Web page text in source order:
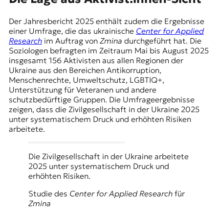
Der Jahresbericht 2025 enthält zudem die Ergebnisse
einer Umfrage, die das ukrainische Center for Applied
Researchim Auftrag von Zmina durchgeführt hat. Die
Soziologen befragten im Zeitraum Mai bis August 2025
insgesamt 156 Aktivisten aus allen Regionen der
Ukraine aus den Bereichen Antikorruption,
Menschenrechte, Umweltschutz, LGBTIQ+,
Unterstützung für Veteranen und andere
schutzbedürftige Gruppen. Die Umfrageergebnisse
zeigen, dass die Zivilgesellschaft in der Ukraine 2025
unter systematischem Druck und erhöhten Risiken
arbeitete.
Die Zivilgesellschaft in der Ukraine arbeitete
2025 unter systematischem Druck und
erhöhten Risiken.
Studie des Center for Applied Researchfür
Zmina